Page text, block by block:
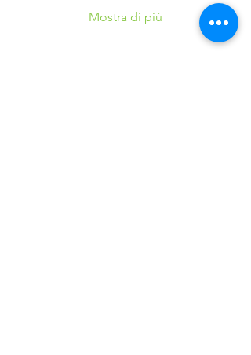
Mostra di più